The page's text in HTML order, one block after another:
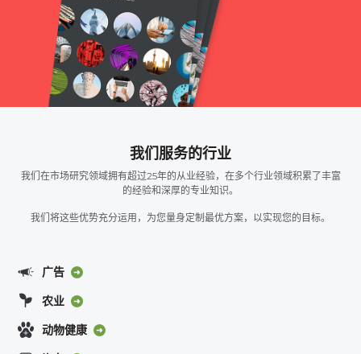
我们服务的行业
我们在市场研究领域拥有超过25年的从业经验，在多个行业领域积累了丰富
的经验和深厚的专业知识。
我们将这些优势充分运用，为您量身定制最优方案，以实现您的目标。
广告
农业
动物健康